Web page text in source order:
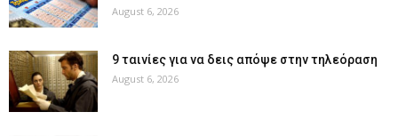
August 6, 2026
9 ταινίες για να δεις απόψε στην τηλεόραση
August 6, 2026